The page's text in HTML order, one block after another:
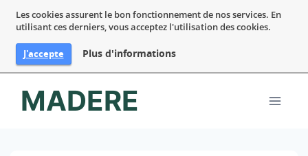
Les cookies assurent le bon fonctionnement de nos services. En
utilisant ces derniers, vous acceptez l'utilisation des cookies.
J'accepte Plus d'informations
MADERE